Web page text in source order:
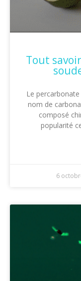
Tout
Le
nom de
composé
popularité
6